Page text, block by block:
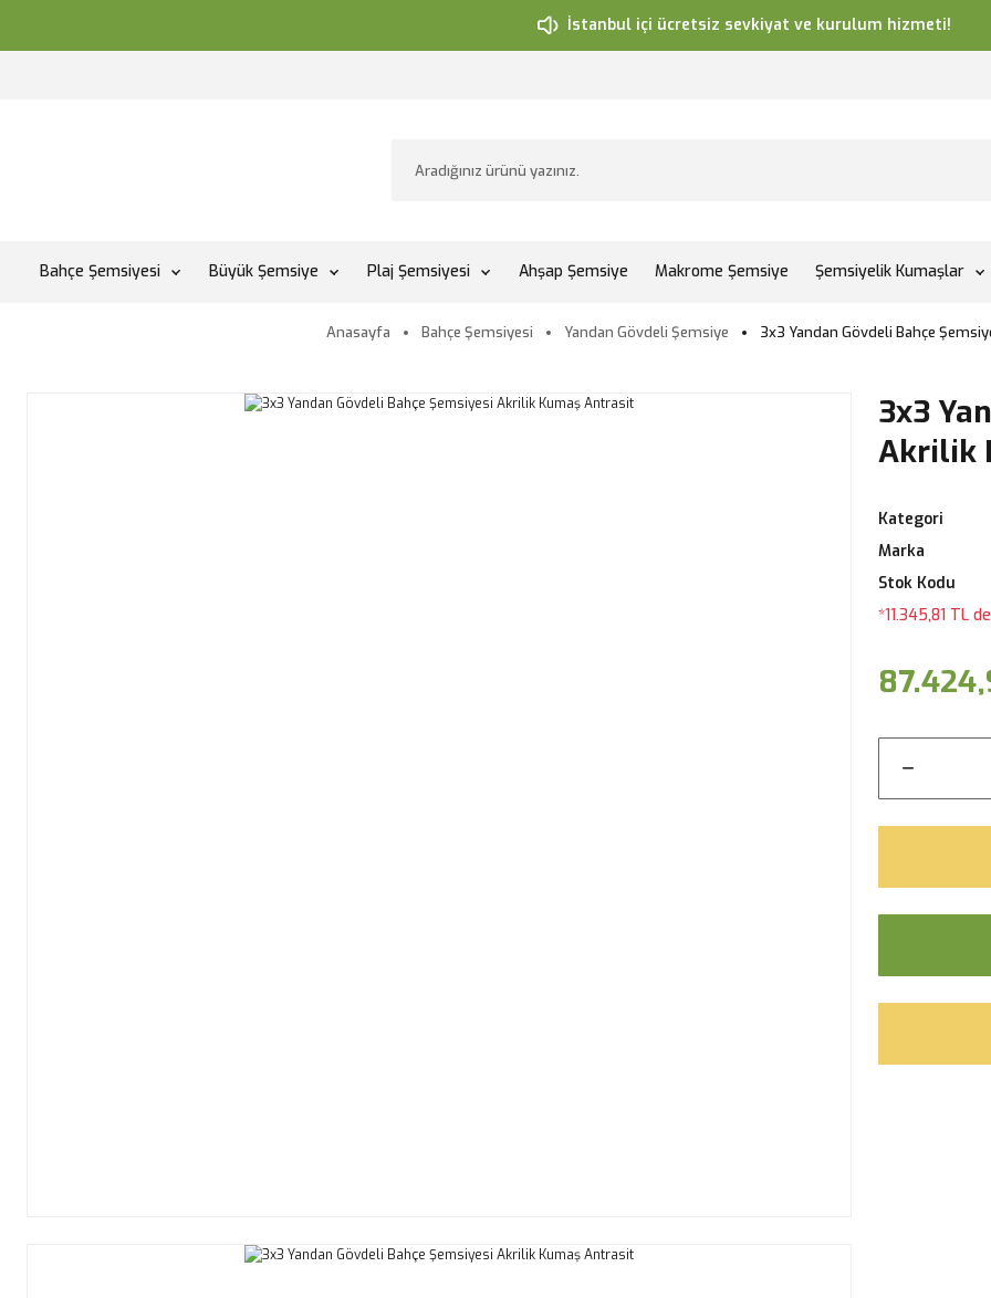
İstanbul içi ücretsiz sevkiyat ve kurulum hizmeti!
Bahçe Şemsiyesi Büyük Şemsiye Plaj Şemsiyesi Ahşap Şemsiye Makrome Şemsiye Şemsiyelik Kumaşlar
Anasayfa Bahçe Şemsiyesi Yandan Gövdeli Şemsiye 3x3 Yandan Gövdeli Bahçe
3x3
Akrilik
Kategori
Marka
Stok Kodu
*11.345,81 TL